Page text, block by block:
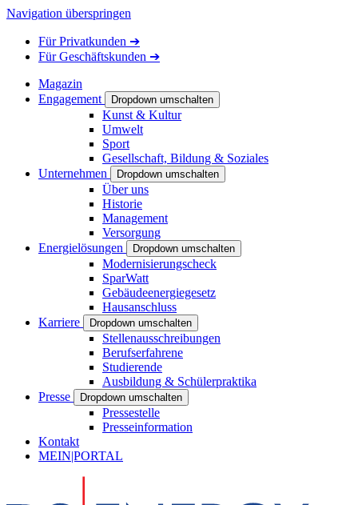
Navigation überspringen
FürPrivatkunden ➔
FürGeschäftskunden ➔
Magazin
Engagement
Dropdown umschalten
Kunst & Kultur
Umwelt
Sport
Gesellschaft, Bildung & Soziales
Unternehmen
Dropdown umschalten
Über uns
Historie
Management
Versorgung
Energielösungen
Dropdown umschalten
Modernisierungscheck
SparWatt
Gebäudeenergiegesetz
Hausanschluss
Karriere
Dropdown umschalten
Stellenausschreibungen
Berufserfahrene
Studierende
Ausbildung & Schülerpraktika
Presse
Dropdown umschalten
Pressestelle
Presseinformation
Kontakt
MEIN|PORTAL